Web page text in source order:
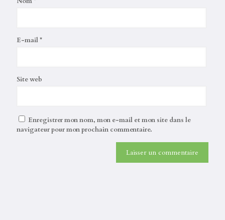
E-mail*
Site web
Enregistrer mon nom, mon e-mail et mon site dans le
navigateur pour mon prochain commentaire.